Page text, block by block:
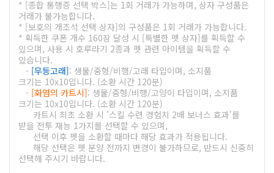
* [종합 통행증 선택 박스]는 1회 거래가 가능하며, 상자 구성품은
거래가 불가능합니다.
* [보호의 개조석 선택 상자]의 구성품은 1회 거래가 가능합니다.
* 획득한 쿠폰 개수 160장 달성 시 [특별한 펫 상자]를 획득할 수
있으며, 사용 시 호루라기 2종과 펫 관련 아이템을 획득할 수
있습니다.
- [무등고래]: 생물/중형/비행/고래 타입이며, 소지품
크기는 10x10입니다. (소환 시간 120분)
- [화염의 카트시]: 생물/중형/비행/고양이 타입이며, 소지품
크기는 10x10입니다. (소환 시간 120분)
카트시 최초 소환 시 '스킬 수련 경험치 2배 보너스 효과'를
받을 전투 재능 1가지를 선택할 수 있으며,
선택 이후 펫을 소환할 때마다 해당 효과가 적용됩니다.
해당 선택은 펫 분양 전까지 변경이 불가하므로, 반드시 신중히
선택해 주시기 바랍니다.